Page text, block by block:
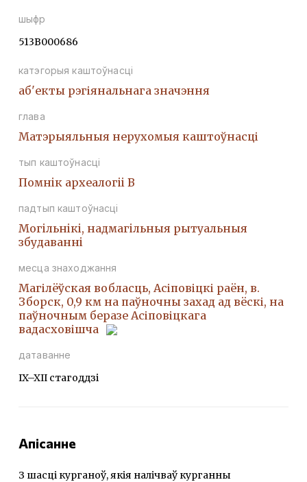
шыфр
513В000686
катэгорыя каштоўнасці
аб'екты рэгіянальнага значэння
глава
Матэрыяльныя нерухомыя каштоўнасці
тып каштоўнасці
Помнiк археалогii В
падтып каштоўнасці
Могiльнiкi, надмагiльныя рытуальныя
збудаваннi
месца знаходжання
Магілёўская вобласць, Асіповіцкі раён, в.
Зборск, 0,9 км на паўночны захад ад вёскі, на
паўночным беразе Асіповіцкага
вадасховішча
датаванне
IX–XII стагоддзі
Апісанне
З шасці курганоў, якія налічваў курганны